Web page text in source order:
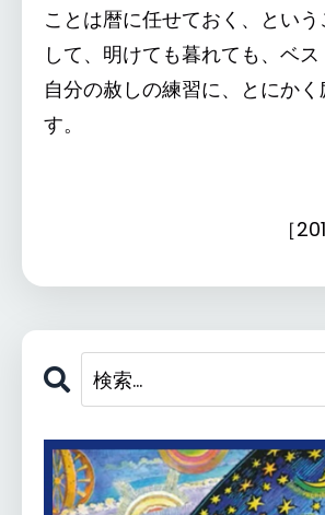
ことは暦に任せておく、とい
して、明けても暮れても、ベ
自分の赦しの練習に、とにか
す。
［